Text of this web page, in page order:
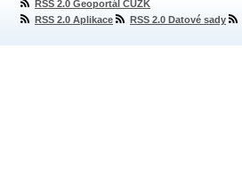
RSS 2.0 Geoportál ČÚZK
RSS 2.0 Aplikace
RSS 2.0 Datové sady